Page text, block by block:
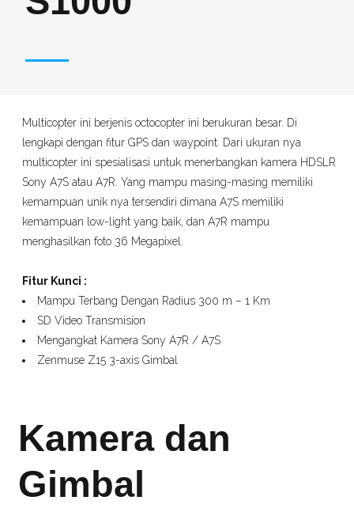
Multicopter ini berjenis octocopter ini berukuran besar. Di
lengkapi dengan fitur GPS dan waypoint. Dari ukuran nya
multicopter ini spesialisasi untuk menerbangkan kamera HDSLR
Sony A7S atau A7R. Yang mampu masing-masing memiliki
kemampuan unik nya tersendiri dimana A7S memiliki
kemampuan low-light yang baik, dan A7R mampu
menghasilkan foto 36 Megapixel.
Fitur Kunci :
Mampu Terbang Dengan Radius 300 m – 1 Km
SD Video Transmision
Mengangkat Kamera Sony A7R / A7S
Zenmuse Z15 3-axis Gimbal
Kamera dan
Gimbal